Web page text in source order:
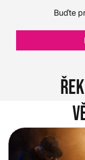
Buďte
Vítejte na novém e-
City